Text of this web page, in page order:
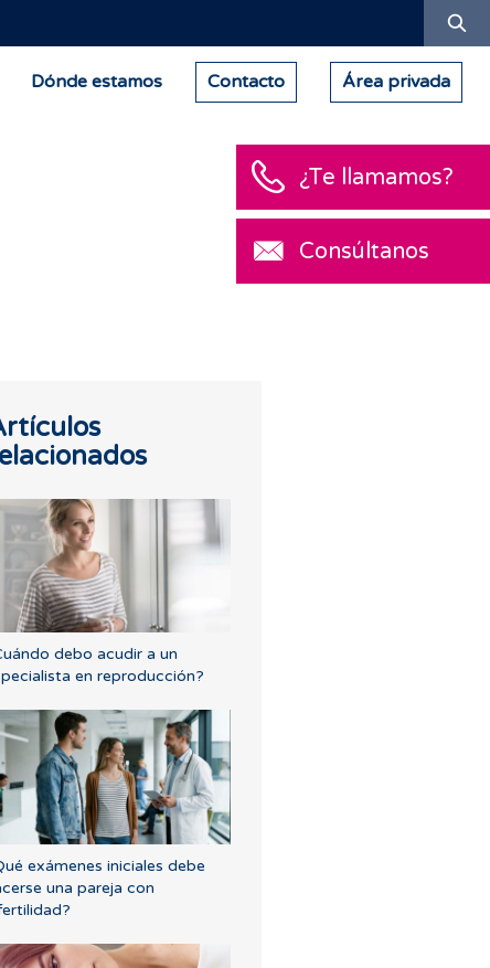
Dónde estamos Contacto Área privada
debo acudir a un
en reproducción?
exámenes iniciales debe
una pareja con
¿Te llamamos?
Consúltanos